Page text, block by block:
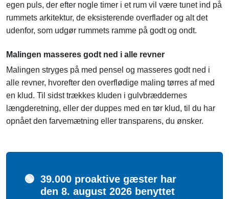
egen puls, der efter nogle timer i et rum vil være tunet ind på
rummets arkitektur, de eksisterende overflader og alt det
udenfor, som udgør rummets ramme på godt og ondt.
Malingen masseres godt ned i alle revner
Malingen stryges på med pensel og masseres godt ned i
alle revner, hvorefter den overflødige maling tørres af med
en klud. Til sidst trækkes kluden i gulvbræddernes
længderetning, eller der duppes med en tør klud, til du har
opnået den farvemætning eller transparens, du ønsker.
🟢 39.000 proaktive gæster har
den 8. august 2026 benyttet